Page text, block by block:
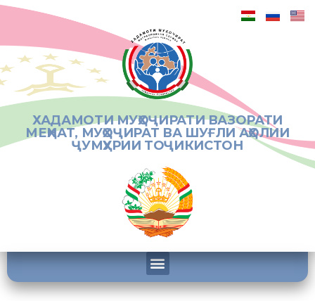
ХАДАМОТИ МУҲОҶИРАТИ ВАЗОРАТИ
МЕҲНАТ, МУҲОҶИРАТ ВА ШУҒЛИ АҲОЛИИ
ҶУМҲУРИИ ТОҶИКИСТОН